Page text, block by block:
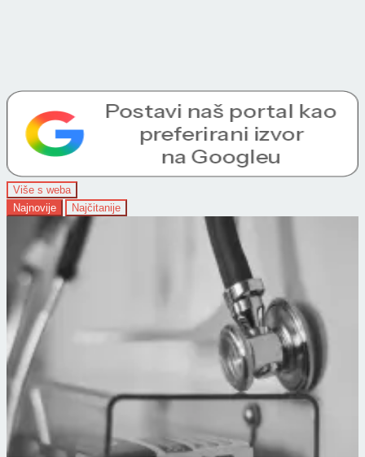
Više s weba
Najnovije
Najčitanije